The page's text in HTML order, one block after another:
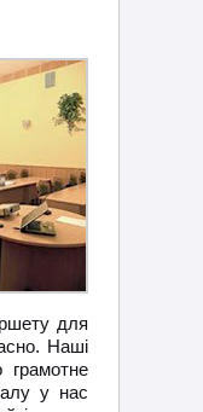
для
Наші
у нас